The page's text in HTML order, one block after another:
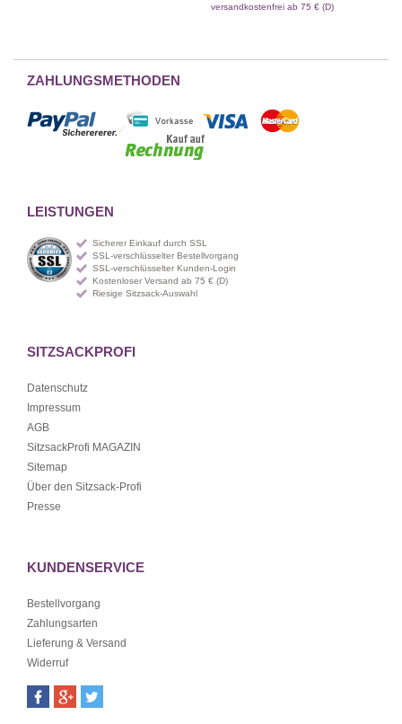
versandkostenfrei ab 75 € (D)
ZAHLUNGSMETHODEN
LEISTUNGEN
Sicherer Einkauf durch SSL
SSL-verschlüsselter Bestellvorgang
SSL-verschlüsselter Kunden-Login
Kostenloser Versand ab 75 € (D)
Riesige Sitzsack-Auswahl
SITZSACKPROFI
Datenschutz
Impressum
AGB
SitzsackProfi MAGAZIN
Sitemap
Über den Sitzsack-Profi
Presse
KUNDENSERVICE
Bestellvorgang
Zahlungsarten
Lieferung & Versand
Widerruf